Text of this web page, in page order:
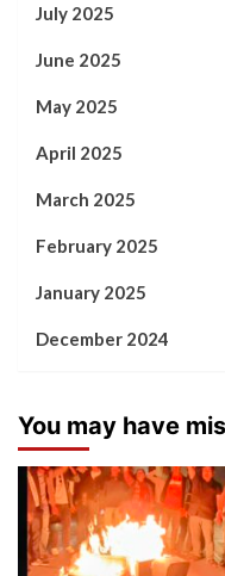
July 2025
June 2025
May 2025
April 2025
March 2025
February 2025
January 2025
December 2024
You may have